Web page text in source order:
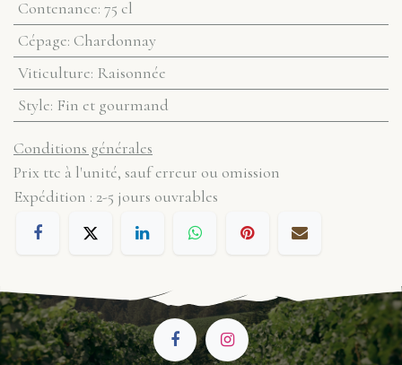
Contenance: 75 cl
Cépage: Chardonnay
Viticulture: Raisonnée
Style: Fin et gourmand
Conditions générales
Prix ttc à l'unité, sauf erreur ou omission
Expédition : 2-5 jours ouvrables